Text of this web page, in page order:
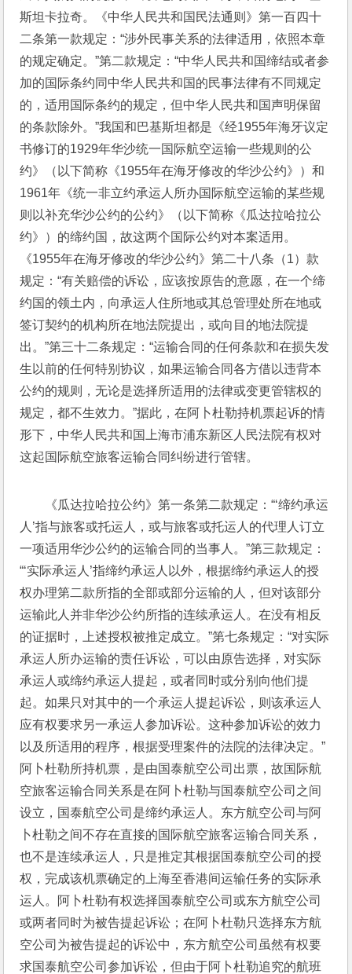
斯坦卡拉奇。《中华人民共和国民法通则》第一百四十
二条第一款规定：“涉外民事关系的法律适用，依照本章
的规定确定。”第二款规定：“中华人民共和国缔结或者参
加的国际条约同中华人民共和国的民事法律有不同规定
的，适用国际条约的规定，但中华人民共和国声明保留
的条款除外。”我国和巴基斯坦都是《经1955年海牙议定
书修订的1929年华沙统一国际航空运输一些规则的公
约》（以下简称《1955年在海牙修改的华沙公约》）和
1961年《统一非立约承运人所办国际航空运输的某些规
则以补充华沙公约的公约》（以下简称《瓜达拉哈拉公
约》）的缔约国，故这两个国际公约对本案适用。
《1955年在海牙修改的华沙公约》第二十八条（1）款
规定：“有关赔偿的诉讼，应该按原告的意愿，在一个缔
约国的领土内，向承运人住所地或其总管理处所在地或
签订契约的机构所在地法院提出，或向目的地法院提
出。”第三十二条规定：“运输合同的任何条款和在损失发
生以前的任何特别协议，如果运输合同各方借以违背本
公约的规则，无论是选择所适用的法律或变更管辖权的
规定，都不生效力。”据此，在阿卜杜勒持机票起诉的情
形下，中华人民共和国上海市浦东新区人民法院有权对
这起国际航空旅客运输合同纠纷进行管辖。
《瓜达拉哈拉公约》第一条第二款规定：“‘缔约承运
人’指与旅客或托运人，或与旅客或托运人的代理人订立
一项适用华沙公约的运输合同的当事人。”第三款规定：
“‘实际承运人’指缔约承运人以外，根据缔约承运人的授
权办理第二款所指的全部或部分运输的人，但对该部分
运输此人并非华沙公约所指的连续承运人。在没有相反
的证据时，上述授权被推定成立。”第七条规定：“对实际
承运人所办运输的责任诉讼，可以由原告选择，对实际
承运人或缔约承运人提起，或者同时或分别向他们提
起。如果只对其中的一个承运人提起诉讼，则该承运人
应有权要求另一承运人参加诉讼。这种参加诉讼的效力
以及所适用的程序，根据受理案件的法院的法律决定。”
阿卜杜勒所持机票，是由国泰航空公司出票，故国际航
空旅客运输合同关系是在阿卜杜勒与国泰航空公司之间
设立，国泰航空公司是缔约承运人。东方航空公司与阿
卜杜勒之间不存在直接的国际航空旅客运输合同关系，
也不是连续承运人，只是推定其根据国泰航空公司的授
权，完成该机票确定的上海至香港间运输任务的实际承
运人。阿卜杜勒有权选择国泰航空公司或东方航空公司
或两者同时为被告提起诉讼；在阿卜杜勒只选择东方航
空公司为被告提起的诉讼中，东方航空公司虽然有权要
求国泰航空公司参加诉讼，但由于阿卜杜勒追究的航班